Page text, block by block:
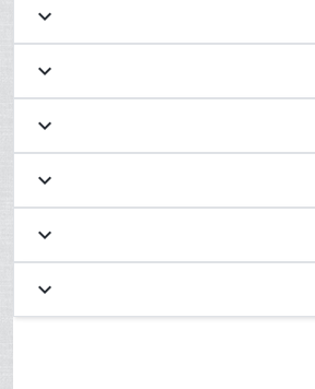
keyboard_arrow_down
keyboard_arrow_down
keyboard_arrow_down
keyboard_arrow_down
keyboard_arrow_down
keyboard_arrow_down